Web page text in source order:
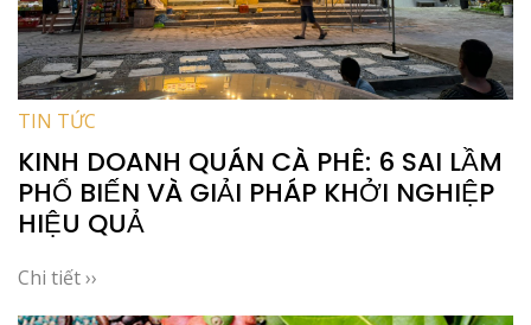
TIN TỨC
KINH DOANH QUÁN CÀ PHÊ: 6 SAI LẦM
PHỔ BIẾN VÀ GIẢI PHÁP KHỞI NGHIỆP
HIỆU QUẢ
Chi tiết ››